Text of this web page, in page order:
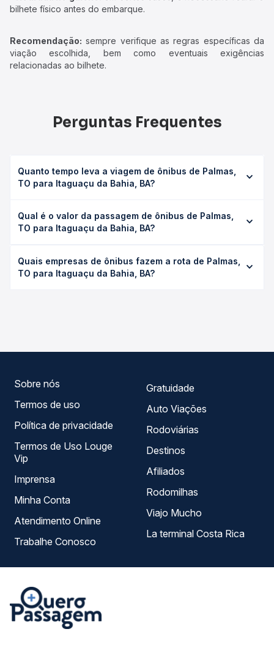
bilhete físico antes do embarque.
Recomendação: sempre verifique as regras específicas da
viação escolhida, bem como eventuais exigências
relacionadas ao bilhete.
Perguntas Frequentes
Quanto tempo leva a viagem de ônibus de Palmas,
TO para Itaguaçu da Bahia, BA?
Bahia, BA leva em média 18h 5min, podendo variar
conforme a viação, o tipo de serviço (convencional,
duração exata de cada opção na data desejada.
Qual é o valor da passagem de ônibus de Palmas,
TO para Itaguaçu da Bahia, BA?
Itaguaçu da Bahia, BA custa em média R$ 317,20 e varia
conforme a data da viagem, a empresa, o tipo de poltrona
Quais empresas de ônibus fazem a rota de Palmas,
TO para Itaguaçu da Bahia, BA?
Sobre nós
Termos de uso
Política de privacidade
Termos de Uso Louge
Vip
Imprensa
Minha Conta
Atendimento Online
Trabalhe Conosco
Gratuidade
Auto Viações
Rodoviárias
Destinos
Afiliados
Rodomilhas
Viajo Mucho
La terminal Costa Rica